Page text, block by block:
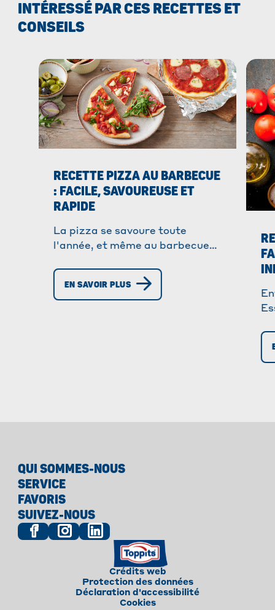
INTÉRESSÉ PAR CES RECETTES ET
CONSEILS
RECETTE PIZZA AU BARBECUE
: FACILE, SAVOUREUSE ET
RAPIDE
La pizza se savoure toute
l'année, et même au barbecue
de temps de repos pour la pâte,
idéale pour une cuisson rapide
EN SAVOIR PLUS
QUI SOMMES-NOUS
SERVICE
FAVORIS
SUIVEZ-NOUS
Crédits web
Protection des données
Déclaration d'accessibilité
Cookies